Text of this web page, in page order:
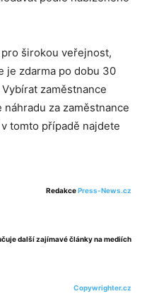
širokou veřejnost,
je zdarma po dobu 30
zaměstnance
za zaměstnance
tomto případě najdete
RedakcePress-News.cz
další zajímavé články na mediích
Copywrighter.cz